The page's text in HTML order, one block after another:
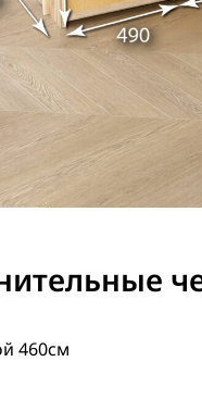
460см